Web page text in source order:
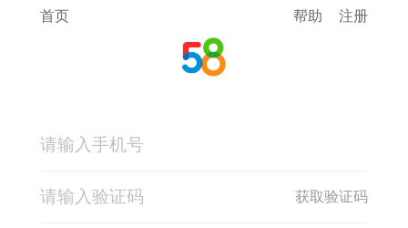
首页 帮助 注册
获取验证码